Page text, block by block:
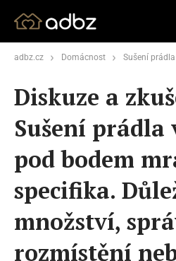
adbz.cz Domácnost Sušení prádla v teplotách pod bodem
Diskuze a
Sušení prádla
pod bodem
specifika.
množství,
rozmístění